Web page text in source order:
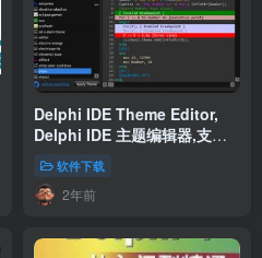
Delphi IDE Theme Editor,
Delphi IDE 主题编辑器,支持
D7~Rad Studio 10.3 RIO及
Lazarus
软件下载
2年前